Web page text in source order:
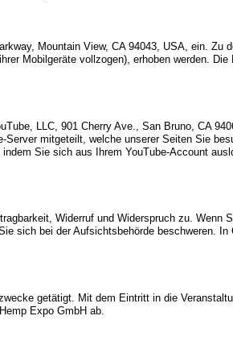
Mountain View, CA 94043, USA, ein.
Mobilgeräte vollzogen), erhoben werden.
LLC, 901 Cherry Ave., San Bruno, CA
mitgeteilt, welche unserer Seiten Sie
Sie sich aus Ihrem YouTube-Account
Widerruf und Widerspruch zu.
sich bei der Aufsichtsbehörde beschweren.
getätigt. Mit dem Eintritt in die
Expo GmbH ab.